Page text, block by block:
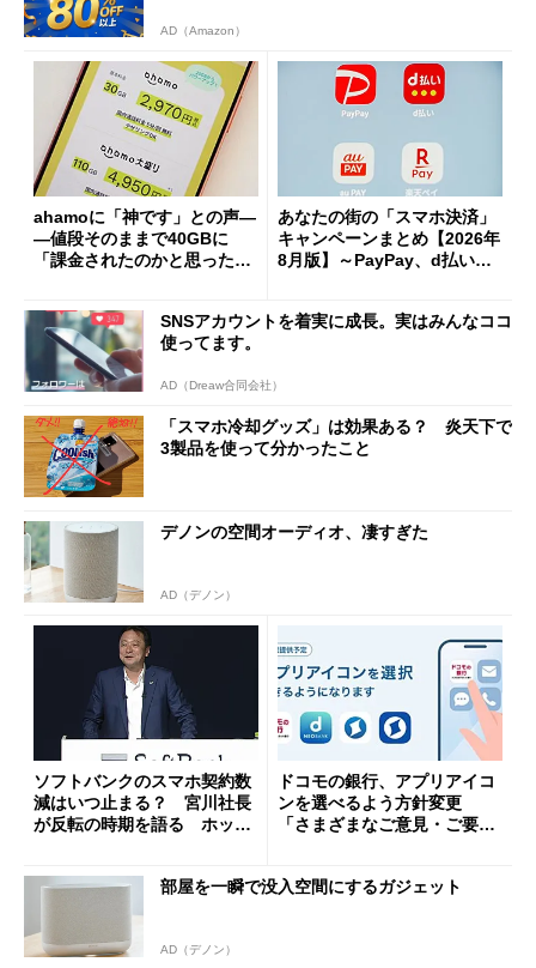
AD（Amazon）
ahamoに「神です」との声―
―値段そのままで40GBに
「課金されたのかと思った」
あなたの街の「スマホ決済」
キャンペーンまとめ【2026年
8月版】～PayPay、d払い、a
SNSアカウントを着実に成長。実はみんなココ
使ってます。
AD（Dreaw合同会社）
「スマホ冷却グッズ」は効果ある？ 炎天下で
3製品を使って分かったこと
デノンの空間オーディオ、凄すぎた
AD（デノン）
ソフトバンクのスマホ契約数
減はいつ止まる？ 宮川社長
が反転の時期を語る ホッピ
ドコモの銀行、アプリアイコ
ンを選べるよう方針変更
「さまざまなご意見・ご要望
部屋を一瞬で没入空間にするガジェット
AD（デノン）